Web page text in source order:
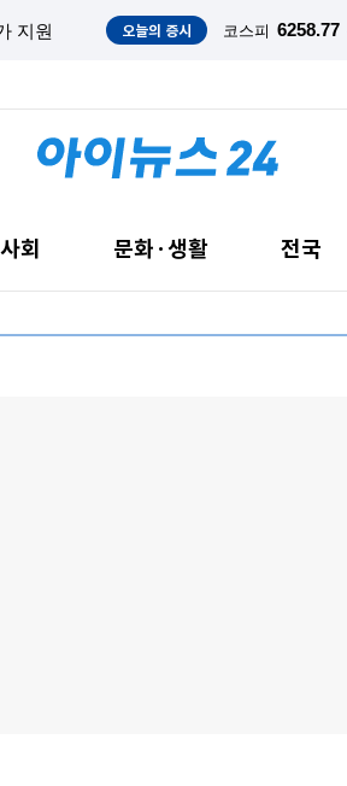
지원 오늘의 증시 코스피 6258.77
사회 문화·생활 전국